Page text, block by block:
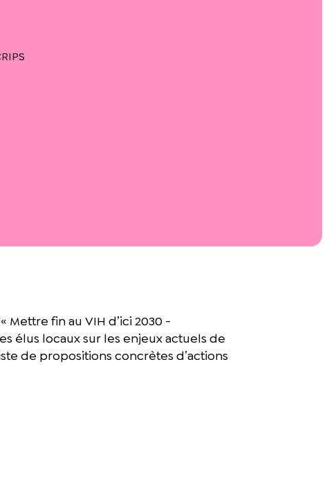
fin au VIH d’ici 2030 -
élus locaux sur les enjeux actuels de
de propositions concrètes d’actions